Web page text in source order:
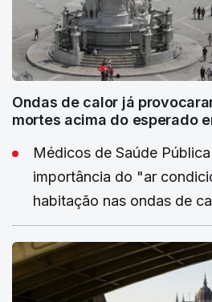
Ondas de calor já
mortes acima do esperado
Médicos de Saúde
importância do "ar
habitação nas ondas de